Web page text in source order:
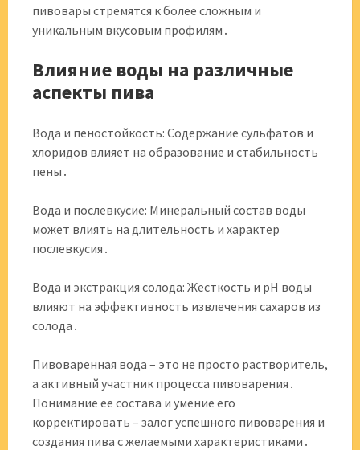
пивовары стремятся к более сложным и
уникальным вкусовым профилям․
Влияние воды на различные
аспекты пива
Вода и пеностойкость: Содержание сульфатов и
хлоридов влияет на образование и стабильность
пены․
Вода и послевкусие: Минеральный состав воды
может влиять на длительность и характер
послевкусия․
Вода и экстракция солода: Жесткость и pH воды
влияют на эффективность извлечения сахаров из
солода․
Пивоваренная вода – это не просто растворитель,
а активный участник процесса пивоварения․
Понимание ее состава и умение его
корректировать – залог успешного пивоварения и
создания пива с желаемыми характеристиками․